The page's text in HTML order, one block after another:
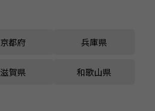
京都府 兵庫県
滋賀県 和歌山県